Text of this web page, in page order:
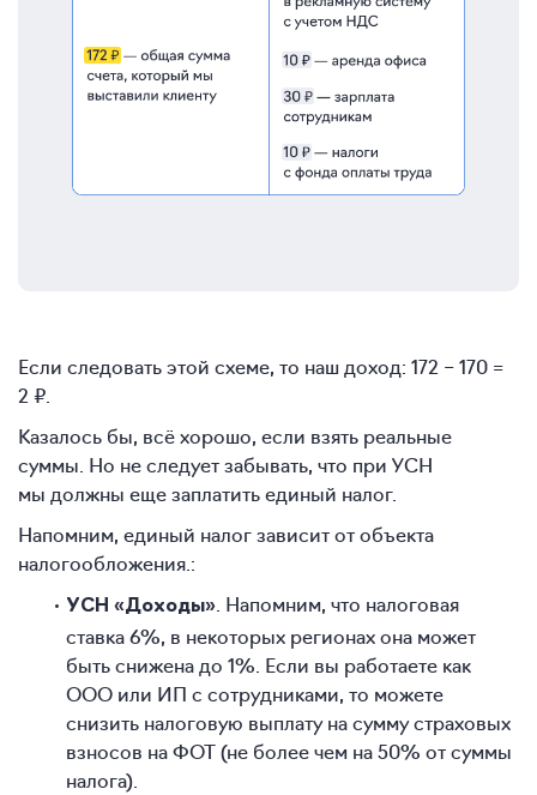
Если следовать этой схеме, то наш доход: 172 − 170 =
2 ₽.
Казалось бы, всё хорошо, если взять реальные
суммы. Но не следует забывать, что при УСН
мы должны еще заплатить единый налог.
Напомним, единый налог зависит от объекта
налогообложения.:
УСН «Доходы» . Напомним, что налоговая
ставка 6%, в некоторых регионах она может
быть снижена до 1%. Если вы работаете как
ООО или ИП с сотрудниками, то можете
снизить налоговую выплату на сумму страховых
взносов на ФОТ (не более чем на 50% от суммы
налога).